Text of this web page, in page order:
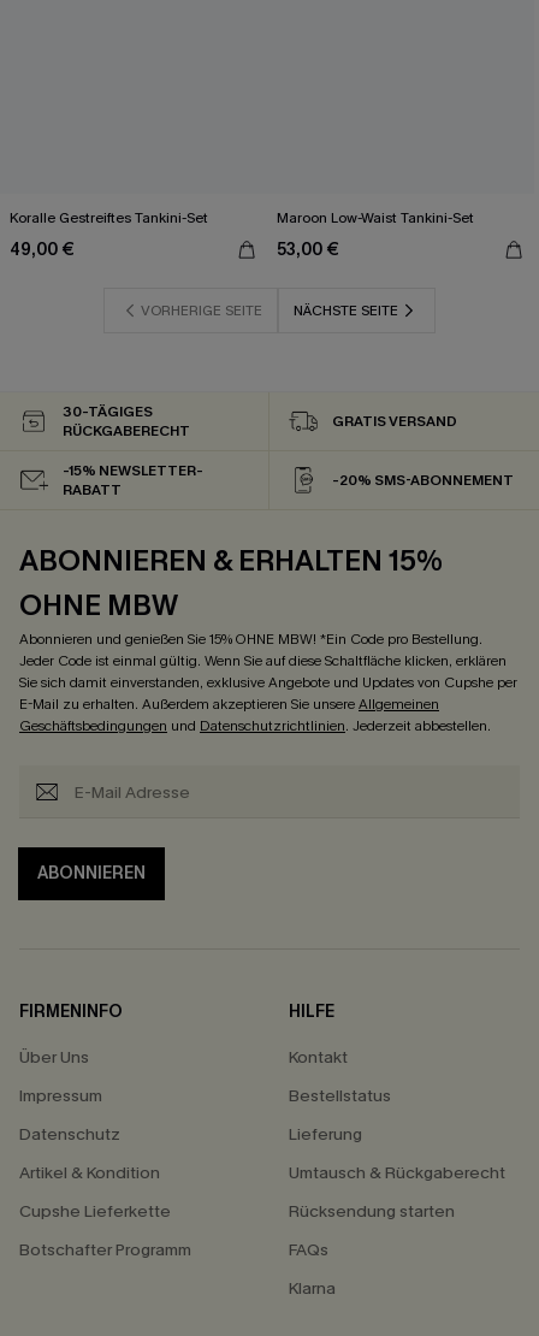
Koralle Gestreiftes Tankini-Set
49,00 €
Maroon Low-Waist Tankini-Set
53,00 €
VORHERIGE SEITE NÄCHSTE SEITE
30-TÄGIGES
RÜCKGABERECHT
GRATIS VERSAND
-15% NEWSLETTER-
RABATT
-20% SMS-ABONNEMENT
ABONNIEREN & ERHALTEN 15%
OHNE MBW
Abonnieren und genießen Sie 15% OHNE MBW! *Ein Code pro Bestellung.
Jeder Code ist einmal gültig. Wenn Sie auf diese Schaltfläche klicken, erklären
Sie sich damit einverstanden, exklusive Angebote und Updates von Cupshe per
E-Mail zu erhalten. Außerdem akzeptieren Sie unsereAllgemeinen
Geschäftsbedingungen und Datenschutzrichtlinien. Jederzeit abbestellen.
ABONNIEREN
FIRMENINFO
Über Uns
Impressum
Datenschutz
Artikel & Kondition
Cupshe Lieferkette
Botschafter Programm
HILFE
Kontakt
Bestellstatus
Lieferung
Umtausch & Rückgaberecht
Rücksendung starten
FAQs
Klarna